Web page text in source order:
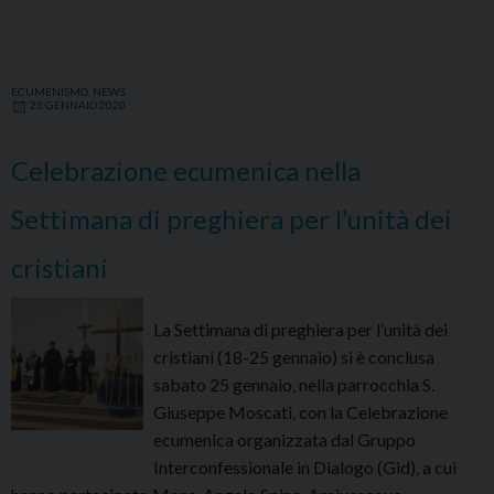
cardinale
Romero,
arcivescovo
di
Rabat
ECUMENISMO NEWS
25 GENNAIO 2020
Celebrazione ecumenica nella
Settimana di preghiera per l’unità dei
cristiani
La Settimana di preghiera per l’unità dei
cristiani (18-25 gennaio) si è conclusa
sabato 25 gennaio, nella parrocchia S.
Giuseppe Moscati, con la Celebrazione
ecumenica organizzata dal Gruppo
Interconfessionale in Dialogo (Gid), a cui